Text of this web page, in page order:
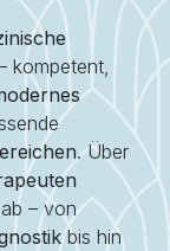
kompetent,
. Über
– von
bis hin